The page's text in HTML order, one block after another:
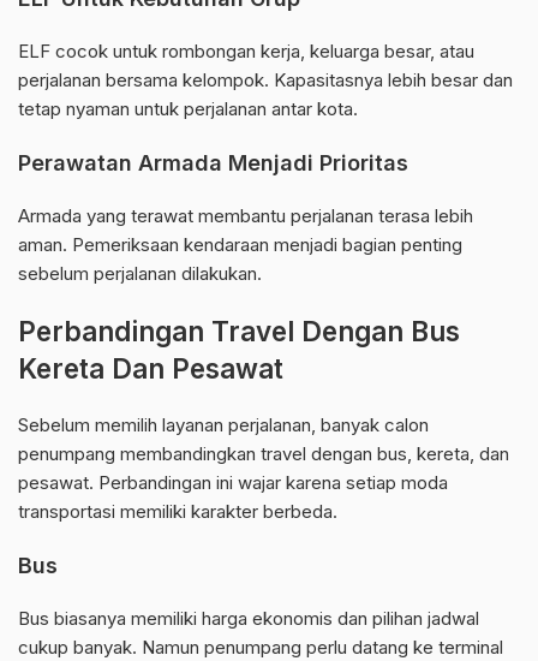
ELF cocok untuk rombongan kerja, keluarga besar, atau
perjalanan bersama kelompok. Kapasitasnya lebih besar dan
tetap nyaman untuk perjalanan antar kota.
Perawatan Armada Menjadi Prioritas
Armada yang terawat membantu perjalanan terasa lebih
aman. Pemeriksaan kendaraan menjadi bagian penting
sebelum perjalanan dilakukan.
Perbandingan Travel Dengan Bus
Kereta Dan Pesawat
Sebelum memilih layanan perjalanan, banyak calon
penumpang membandingkan travel dengan bus, kereta, dan
pesawat. Perbandingan ini wajar karena setiap moda
transportasi memiliki karakter berbeda.
Bus
Bus biasanya memiliki harga ekonomis dan pilihan jadwal
cukup banyak. Namun penumpang perlu datang ke terminal